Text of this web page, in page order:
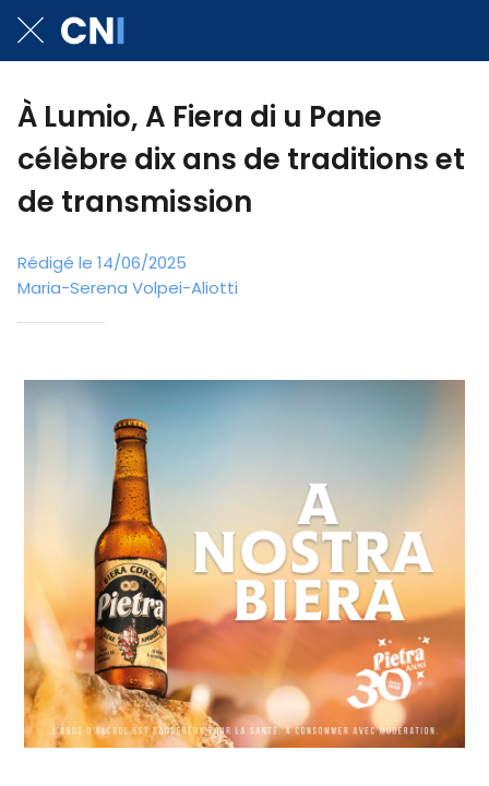
À Lumio, A Fiera di u Pane
célèbre dix ans de traditions et
de transmission
Rédigé le 14/06/2025
Maria-Serena Volpei-Aliotti